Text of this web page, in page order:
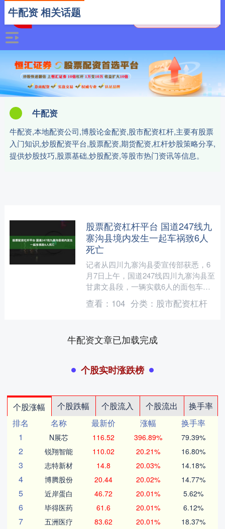
牛配资
牛配资,本地配资公司,博股论金配资,股市配资杠杆,主要有股票
入门知识,炒股配资平台,股票配资,期货配资,杠杆炒股策略分享,
提供炒股技巧,股票基础,炒股配资,等股市热门资讯等信息。
牛配资 相关话题
股票配资杠杆平台 国道247线九
寨沟县境内发生一起车祸致6人
死亡
记者从四川九寨沟县委宣传部获悉，6
月7日上午，国道247线四川九寨沟县至
甘肃文县段，一辆实载6人的面包车与
一辆货车相撞，造成3人当场死亡，3人
经抢救无效死亡。目....
查看： 104 分类： 股市配资杠杆
牛配资文章已加载完成
个股实时涨跌榜
个股涨幅 个股跌幅 个股流入 个股流出
换手率
排名
名称 最新价 涨幅
换手率
1
N展芯 116.52 396.89% 79.39%
2 锐翔智能 110.02 20.21% 16.80%
3 志特新材 14.8 20.03% 14.18%
4 博腾股份 20.44 20.02% 14.77%
5 近岸蛋白 46.72 20.01% 5.62%
6 毕得医药 61.6 20.01% 6.12%
7 五洲医疗 83.62 20.01% 18.37%